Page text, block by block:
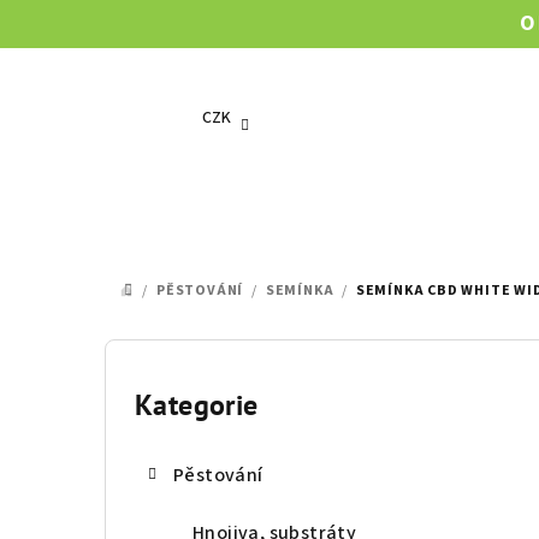
na
CZK
DOMŮ
/ PĚSTOVÁNÍ / SEMÍNKA / SEMÍNKA CBD WHITE
P
Přeskočit
Kategorie
Pěstování
Hnojiva, substráty